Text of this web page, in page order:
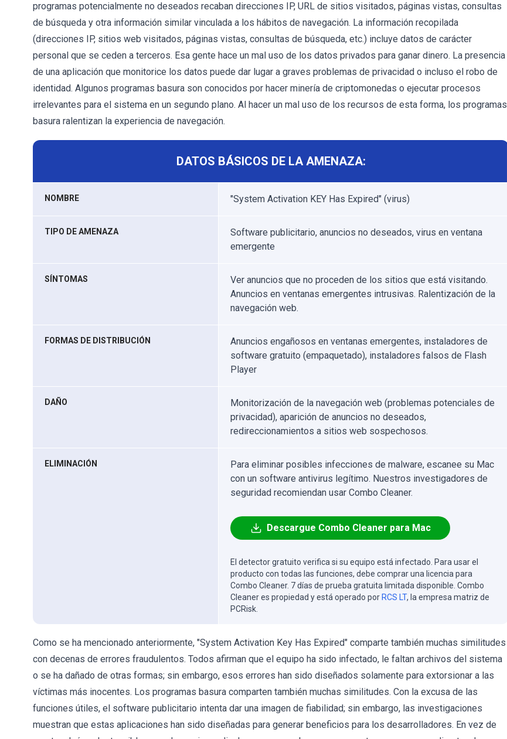
programas potencialmente no deseados recaban direcciones IP, URL de sitios visitados, páginas vistas, consultas
de búsqueda y otra información similar vinculada a los hábitos de navegación. La información recopilada
(direcciones IP, sitios web visitados, páginas vistas, consultas de búsqueda, etc.) incluye datos de carácter
personal que se ceden a terceros. Esa gente hace un mal uso de los datos privados para ganar dinero. La presencia
de una aplicación que monitorice los datos puede dar lugar a graves problemas de privacidad o incluso el robo de
identidad. Algunos programas basura son conocidos por hacer minería de criptomonedas o ejecutar procesos
irrelevantes para el sistema en un segundo plano. Al hacer un mal uso de los recursos de esta forma, los programas
basura ralentizan la experiencia de navegación.
DATOS BÁSICOS DE LA AMENAZA:
NOMBRE "System Activation KEY Has Expired" (virus)
TIPO DE AMENAZA
Software publicitario, anuncios no deseados, virus en ventana
emergente
SÍNTOMAS
Ver anuncios que no proceden de los sitios que está visitando.
Anuncios en ventanas emergentes intrusivas. Ralentización de la
navegación web.
FORMAS DE DISTRIBUCIÓN
Anuncios engañosos en ventanas emergentes, instaladores de
software gratuito (empaquetado), instaladores falsos de Flash
Player
DAÑO
Monitorización de la navegación web (problemas potenciales de
privacidad), aparición de anuncios no deseados,
redireccionamientos a sitios web sospechosos.
ELIMINACIÓN
Para eliminar posibles infecciones de malware, escanee su Mac
con un software antivirus legítimo. Nuestros investigadores de
seguridad recomiendan usar Combo Cleaner.
Descargue Combo Cleaner para Mac
El detector gratuito verifica si su equipo está infectado. Para usar el
producto con todas las funciones, debe comprar una licencia para
Combo Cleaner. 7 días de prueba gratuita limitada disponible. Combo
Cleaner es propiedad y está operado por RCS LT, la empresa matriz de
PCRisk.
Como se ha mencionado anteriormente, "System Activation Key Has Expired" comparte también muchas similitudes
con decenas de errores fraudulentos. Todos afirman que el equipo ha sido infectado, le faltan archivos del sistema
o se ha dañado de otras formas; sin embargo, esos errores han sido diseñados solamente para extorsionar a las
víctimas más inocentes. Los programas basura comparten también muchas similitudes. Con la excusa de las
funciones útiles, el software publicitario intenta dar una imagen de fiabilidad; sin embargo, las investigaciones
muestran que estas aplicaciones han sido diseñadas para generar beneficios para los desarrolladores. En vez de